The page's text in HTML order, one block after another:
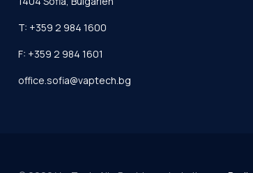
T: +359 2 984 1600
F: +359 2 984 1601
office.sofia@vaptech.bg